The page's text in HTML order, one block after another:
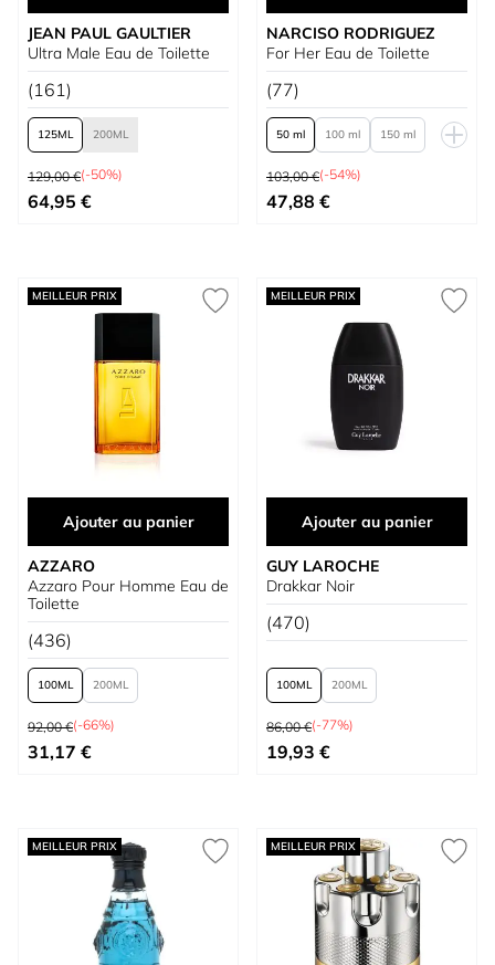
JEAN PAUL GAULTIER
Ultra Male Eau de Toilette
(161)
125 200
Prix normal
129,00 €(-50%)
À partir de
64,95 €
NARCISO RODRIGUEZ
For Her Eau de Toilette
(77)
50 ml 100 ml 150 ml
Refill 150 ml
Prix normal
103,00 €(-54%)
À partir de
47,88 €
MEILLEUR PRIX
Ajouter au panier
AZZARO
Azzaro Pour Homme Eau de
Toilette
(436)
100 200
Prix normal
92,00 €(-66%)
À partir de
31,17 €
MEILLEUR PRIX
Ajouter au panier
GUY LAROCHE
Drakkar Noir
(470)
100 200
Prix normal
86,00 €(-77%)
À partir de
19,93 €
MEILLEUR PRIX MEILLEUR PRIX